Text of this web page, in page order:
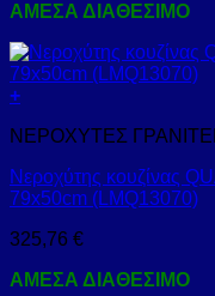
ΑΜΕΣΑ ΔΙΑΘΕΣΙΜΟ
+
ΝΕΡΟΧΥΤΕΣ
Νεροχύτης κουζίνας
79x50cm (LMQ13070)
325,76 €
ΑΜΕΣΑ ΔΙΑΘΕΣΙΜΟ